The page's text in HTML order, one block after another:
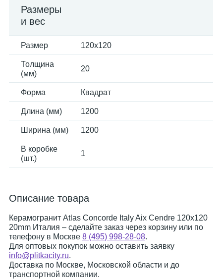
Размеры
и вес
Размер 120x120
Толщина
(мм)
20
Форма Квадрат
Длина (мм) 1200
Ширина (мм) 1200
В коробке
(шт.)
1
Описание товара
Керамогранит Atlas Concorde Italy Aix Cendre 120x120
20mm Италия – сделайте заказ через корзину или по
телефону в Москве 8 (495) 998-28-08.
Для оптовых покупок можно оставить заявку
info@plitkacity.ru.
Доставка по Москве, Московской области и до
транспортной компании.